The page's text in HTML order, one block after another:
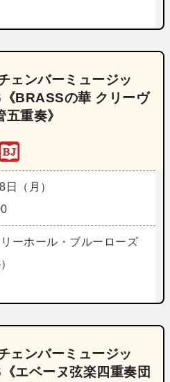
ェンバーミュージッ
BRASSの華 クリーヴ
重奏》
（月）
ーホール・ブルーローズ
ェンバーミュージッ
エベーヌ弦楽四重奏団